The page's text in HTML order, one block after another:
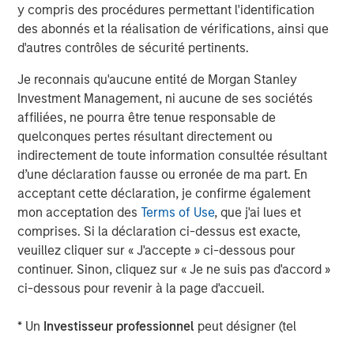
y compris des procédures permettant l'identification
des abonnés et la réalisation de vérifications, ainsi que
d'autres contrôles de sécurité pertinents.
Je reconnais qu'aucune entité de Morgan Stanley
Investment Management, ni aucune de ses sociétés
affiliées, ne pourra être tenue responsable de
quelconques pertes résultant directement ou
indirectement de toute information consultée résultant
d’une déclaration fausse ou erronée de ma part. En
acceptant cette déclaration, je confirme également
mon acceptation desTerms of Use, que j'ai lues et
comprises. Si la déclaration ci-dessus est exacte,
veuillez cliquer sur « J'accepte » ci-dessous pour
continuer. Sinon, cliquez sur « Je ne suis pas d'accord »
ci-dessous pour revenir à la page d'accueil.
* Un Investisseur professionnel peut désigner (tel
About Morgan Stanley Capital Partners
Morgan Stanley Capital Partners, part of Morgan Stanley
private equity platform that has invested capital for over
three decades. Morgan Stanley Capital Partners focuses
on privately negotiated equity and equity-related
investments primarily in North America and seeks to
create value in portfolio companies primarily in a series
of subsectors in the business services, consumer,
healthcare, education and industrials markets with an
emphasis on driving significant organic and acquisition
growth through an operationally focused approach. For
further information about Morgan Stanley Capital
Partners, please visit
www.morganstanley.com/im/capitalpartners
About Morgan Stanley Investment Management